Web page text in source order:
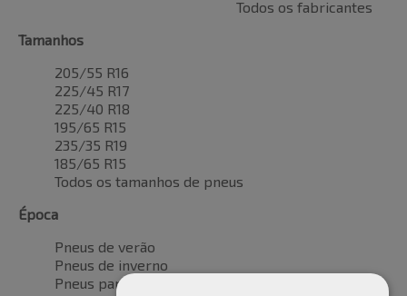
Todos os fabricantes
Tamanhos
205/55 R16
225/45 R17
225/40 R18
195/65 R15
235/35 R19
185/65 R15
Todos os tamanhos de pneus
Época
Pneus de verão
Pneus de inverno
Pneus para todas as estações